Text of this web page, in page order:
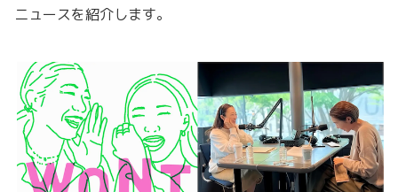
ニュースを紹介します。